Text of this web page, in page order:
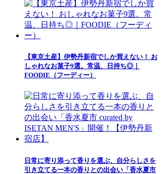
【東京土産】伊勢丹新宿でしか買えない！ お
しゃれなお菓子9選。常温、日持ち◎｜
FOODIE（フーディー）
日常に寄り添って香りを選ぶ、自分らしさを
引き立てる一本の香りとの出会い「香水夏市